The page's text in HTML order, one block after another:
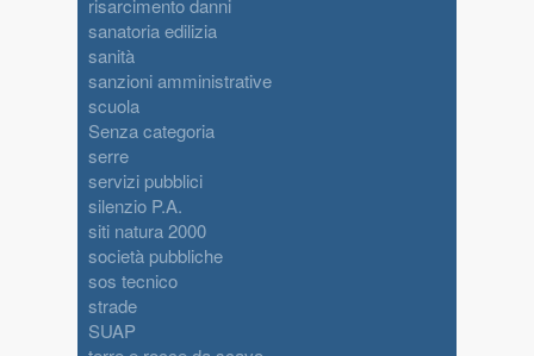
risarcimento danni
sanatoria edilizia
sanità
sanzioni amministrative
scuola
Senza categoria
serre
servizi pubblici
silenzio P.A.
siti natura 2000
società pubbliche
sos tecnico
strade
SUAP